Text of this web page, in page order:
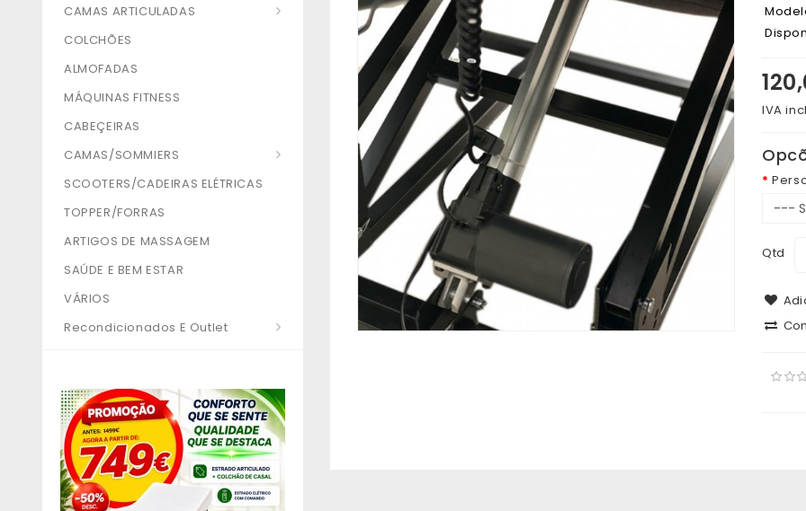
CAMAS ARTICULADAS
COLCHÕES
ALMOFADAS
MÁQUINAS FITNESS
CABEÇEIRAS
CAMAS/SOMMIERS
SCOOTERS/CADEIRAS ELÉTRICAS
TOPPER/FORRAS
ARTIGOS DE MASSAGEM
SAÚDE E BEM ESTAR
VÁRIOS
Recondicionados E Outlet
IVA
Qtd